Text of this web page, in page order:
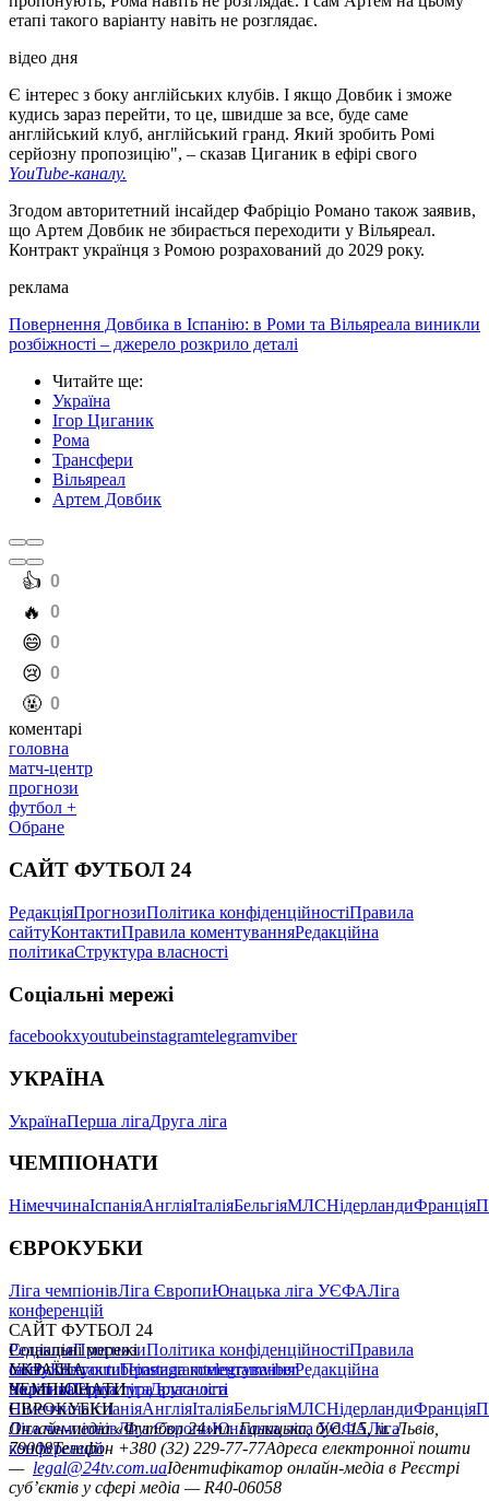
реклама
Довбик працює з думками про те, що він проведе цей сезон у
Ромі, з бажанням допомогти саме цій команді. Сам італійський
клуб не розглядає пропозиції, якщо вони не задовольняють
його апетити. Це досить серйозний клуб, в оренду вони
нікого віддавати не збираються.
Якщо прийде серйозна пропозиція, в районі 40 мільйонів
євро, тоді можливий якийсь варіант розгляду. А ці всі оренди
не проходять: тут немає жодних варіантів. Якщо Довбик
кудись перейде, я обов’язково про це скажу. А зараз...Так,
Вільяреал хотів би Довбика, але варіант, який вони
етапі такого варіанту навіть не розглядає.
відео дня
кудись зараз перейти, то це, швидше за все, буде саме
англійський клуб, англійський гранд. Який зробить Ромі
серйозну пропозицію", – сказав Циганик в ефірі свого
YouTube-каналу.
Згодом авторитетний інсайдер Фабріціо Романо також заявив,
що Артем Довбик не збирається переходити у Вільяреал.
Контракт українця з Ромою розрахований до 2029 року.
реклама
Повернення Довбика в Іспанію: в Роми та Вільяреала виникли
розбіжності – джерело розкрило деталі
Читайте ще:
Україна
Ігор Циганик
Трансфери
Артем Довбик
️👍 0
️😄 0
️😢 0
️🤬
коментарі